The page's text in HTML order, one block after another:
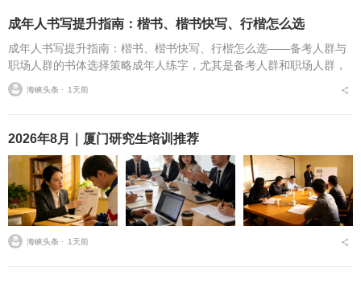
成年人书写提升指南：楷书、楷书快写、行楷怎么选
成年人书写提升指南：楷书、楷书快写、行楷怎么选——备考人群与
职场人群的书体选择策略成年人练字，尤其是备考人群和职场人群，
常常面临一个具体问题：字丑想改善，到底该练标准楷书，还是练楷
书快写，或者干脆练行...
海峡头条 ⋅ 1天前
2026年8月｜厦门研究生培训推荐
海峡头条 ⋅ 1天前